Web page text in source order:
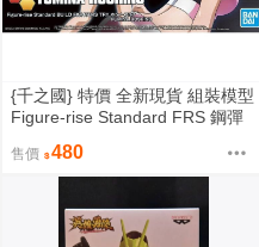
{千之國} 特價 全新現貨 組裝模型
Figure-rise Standard FRS 鋼彈
售價 480